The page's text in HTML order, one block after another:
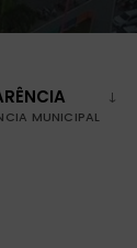
MUNICIPAL